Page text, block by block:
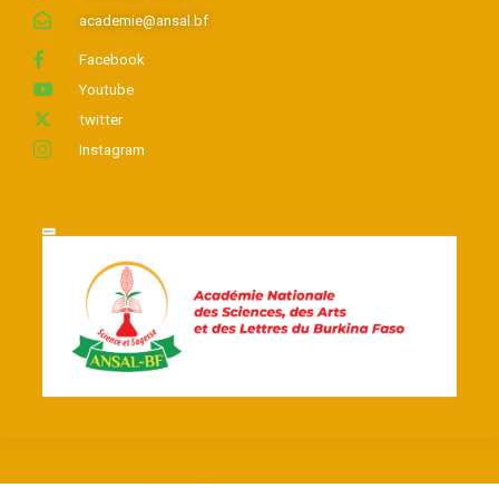
academie@ansal.bf
Facebook
Youtube
twitter
Instagram